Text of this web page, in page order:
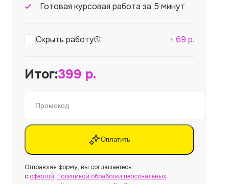
Готовая курсовая работа за 5 минут
Скрыть работу + 69 р.
Итог:399 р.
Оплатить
Отправляя форму, вы соглашаетесь
с офертой, политикой обработки персональных